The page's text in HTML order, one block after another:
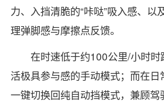
力、入挡清脆的“咔哒”吸入感、以
理弹脚感与摩擦点反馈。
在时速低于约100公里/小时
活极具参与感的手动模式；而在
一键切换回纯自动挡模式，兼顾驾